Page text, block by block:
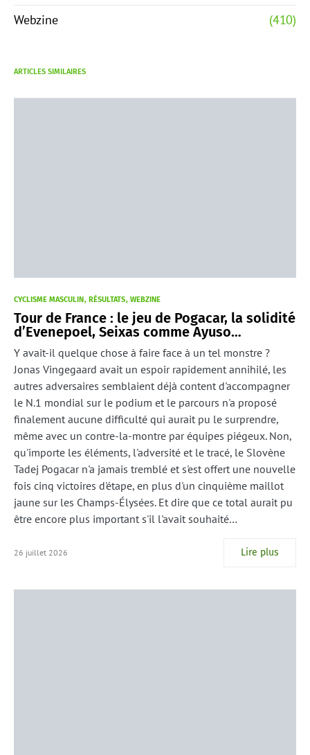
Webzine (410)
ARTICLES SIMILAIRES
CYCLISME MASCULIN RÉSULTATS WEBZINE
Tour de France : le jeu de Pogacar, la solidité
d’Evenepoel, Seixas comme Ayuso…
Y avait-il quelque chose à faire face à un tel monstre ?
Jonas Vingegaard avait un espoir rapidement annihilé, les
autres adversaires semblaient déjà content d'accompagner
le N.1 mondial sur le podium et le parcours n'a proposé
finalement aucune difficulté qui aurait pu le surprendre,
même avec un contre-la-montre par équipes piégeux. Non,
qu'importe les éléments, l'adversité et le tracé, le Slovène
Tadej Pogacar n'a jamais tremblé et s'est offert une nouvelle
fois cinq victoires d'étape, en plus d'un cinquième maillot
jaune sur les Champs-Élysées. Et dire que ce total aurait pu
être encore plus important s'il l'avait souhaité…
26 juillet 2026 Lire plus